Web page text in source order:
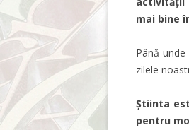
mai bine
Până
zilele
Știinta
pentru